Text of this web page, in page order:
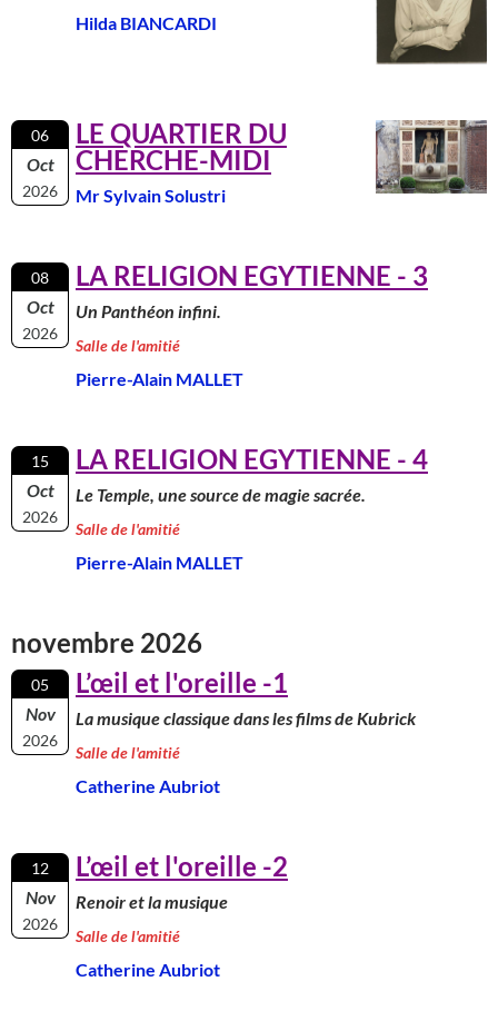
Hilda BIANCARDI
06
Oct
2026
LE QUARTIER DU
CHERCHE-MIDI
Mr Sylvain Solustri
08
Oct
2026
LA RELIGION EGYTIENNE - 3
Un Panthéon infini.
Salle de l'amitié
Pierre-Alain MALLET
15
Oct
2026
LA RELIGION EGYTIENNE - 4
Le Temple, une source de magie sacrée.
Salle de l'amitié
Pierre-Alain MALLET
novembre 2026
05
Nov
2026
L’œil et l'oreille -1
La musique classique dans les films de Kubrick
Salle de l'amitié
Catherine Aubriot
12
Nov
2026
L’œil et l'oreille -2
Renoir et la musique
Salle de l'amitié
Catherine Aubriot